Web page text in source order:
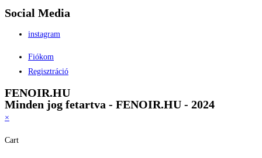
Social Media
instagram
Fiókom
Regisztráció
FENOIR.HU
Minden jog fetartva - FENOIR.HU - 2024
×
Cart